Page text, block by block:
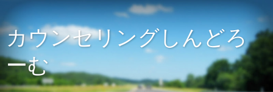
カウンセリングしんどろ
ーむ